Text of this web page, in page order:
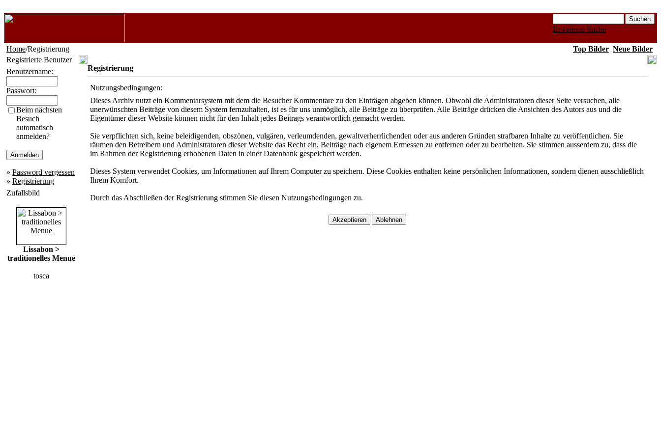
Erweiterte Suche
Home/Registrierung Top Bilder Neue Bilder
Registrierte Benutzer
Benutzername:
Passwort:
Beim nächsten
Besuch
automatisch
anmelden?
» Password vergessen
» Registrierung
Zufallsbild
Lissabon >
traditionelles Menue
tosca
Registrierung
Nutzungsbedingungen:
Dieses Archiv nutzt ein Kommentarsystem mit dem die Besucher Kommentare zu den Einträgen abgeben können. Obwohl die Administratoren dieser Seite versuchen, alle
unerwünschten Beiträge von diesem System fernzuhalten, ist es für uns unmöglich, alle Beiträge zu überprüfen. Alle Beiträge drücken die Ansichten des Autors aus und die
Eigentümer dieser Website können nicht für den Inhalt jedes Beitrags verantwortlich gemacht werden.
Sie verpflichten sich, keine beleidigenden, obszönen, vulgären, verleumdenden, gewaltverherrlichenden oder aus anderen Gründen strafbaren Inhalte zu veröffentlichen. Sie
räumen den Betreibern und Administratoren dieser Website das Recht ein, Beiträge nach eigenem Ermessen zu entfernen oder zu bearbeiten. Sie stimmen ausserdem zu, dass die
im Rahmen der Registrierung erhobenen Daten in einer Datenbank gespeichert werden.
Dieses System verwendet Cookies, um Informationen auf Ihrem Computer zu speichern. Diese Cookies enthalten keine persönlichen Informationen, sondern dienen ausschließlich
Ihrem Komfort.
Durch das Abschließen der Registrierung stimmen Sie diesen Nutzungsbedingungen zu.